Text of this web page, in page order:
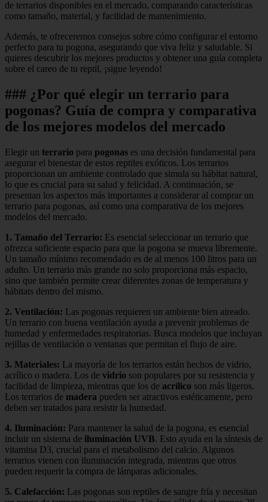
de terrarios disponibles en el mercado, comparando características
como tamaño, material, y facilidad de mantenimiento.
Además, te ofreceremos consejos sobre cómo configurar el entorno
perfecto para tu pogona, asegurando que viva feliz y saludable. Si
quieres descubrir los mejores productos y obtener una guía completa
sobre el careo de tu reptil, ¡sigue leyendo!
### ¿Por qué elegir un terrario para
pogonas? Guía de compra y comparativa
de los mejores modelos del mercado
Elegir un terrario para pogonas es una decisión fundamental para
asegurar el bienestar de estos reptiles exóticos. Los terrarios
proporcionan un ambiente controlado que simula su hábitat natural,
lo que es crucial para su salud y felicidad. A continuación, se
presentan los aspectos más importantes a considerar al comprar un
terrario para pogonas, así como una comparativa de los mejores
modelos del mercado.
1. Tamaño del Terrario: Es esencial seleccionar un terrario que
ofrezca suficiente espacio para que la pogona se mueva libremente.
Un tamaño mínimo recomendado es de al menos 100 litros para un
adulto. Un terrario más grande no solo proporciona más espacio,
sino que también permite crear diferentes zonas de temperatura y
hábitats dentro del mismo.
2. Ventilación: Las pogonas requieren un ambiente bien aireado.
Un terrario con buena ventilación ayuda a prevenir problemas de
humedad y enfermedades respiratorias. Busca modelos que incluyan
rejillas de ventilación o ventanas que permitan el flujo de aire.
3. Materiales: La mayoría de los terrarios están hechos de vidrio,
acrílico o madera. Los de vidrio son populares por su resistencia y
facilidad de limpieza, mientras que los de acrílico son más ligeros.
Los terrarios de madera pueden ser atractivos estéticamente, pero
deben ser tratados para resistir la humedad.
4. Iluminación: Para mantener la salud de la pogona, es esencial
incluir un sistema de iluminación UVB. Esto ayuda en la síntesis de
vitamina D3, crucial para el metabolismo del calcio. Algunos
terrarios vienen con iluminación integrada, mientras que otros
pueden requerir la compra de lámparas adicionales.
5. Calefacción: Las pogonas son reptiles de sangre fría y necesitan